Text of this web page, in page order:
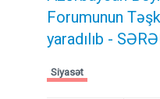
Forumunun
yaradılıb -
Siyasət